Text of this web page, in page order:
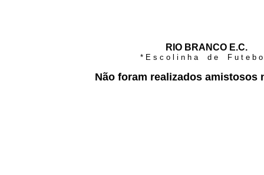
RIO BRANCO E.C.
* E s c o l i n h a d e F u t e b o
Não foram realizados amistosos